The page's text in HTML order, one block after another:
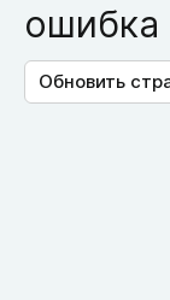
ошибка
Обновить